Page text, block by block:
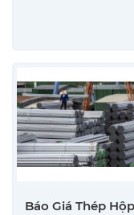
Báo Giá Thép Hộp